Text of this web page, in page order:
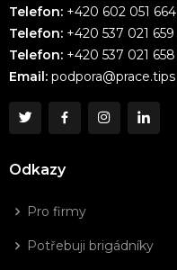
Telefon: +420 602 051 664
Telefon: +420 537 021 659
Telefon: +420 537 021 658
Email: podpora@prace.tips
Odkazy
Pro firmy
Potřebuji brigádníky